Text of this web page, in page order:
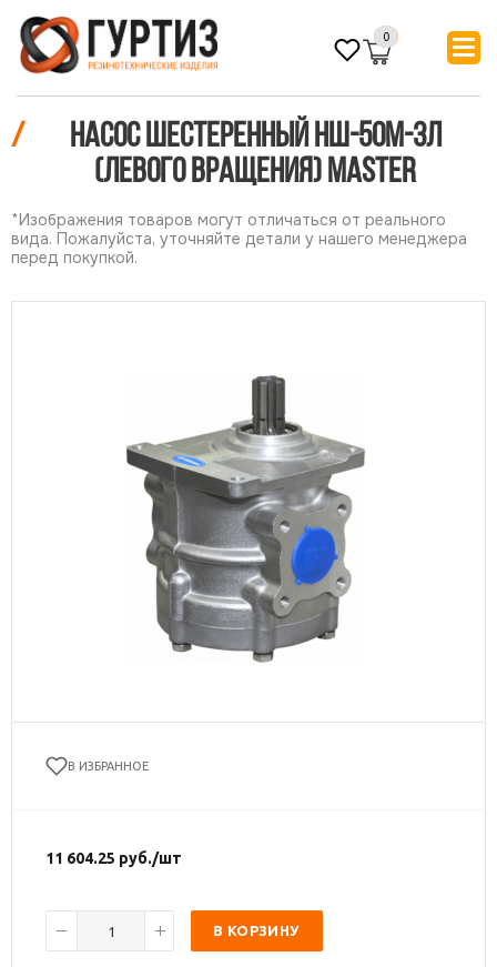
0
/
Насос шестеренный НШ-50М-3Л
(Левого вращения) MASTER
*Изображения товаров могут отличаться от реального
вида. Пожалуйста, уточняйте детали у нашего менеджера
перед покупкой.
В ИЗБРАННОЕ
11 604.25 руб./шт
В КОРЗИНУ